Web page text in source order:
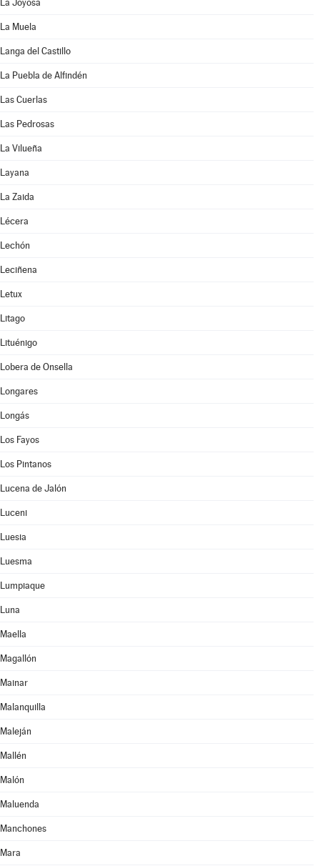
La Joyosa
La Muela
Langa del Castillo
La Puebla de Alfindén
Las Cuerlas
Las Pedrosas
La Vilueña
Layana
La Zaida
Lécera
Lechón
Leciñena
Letux
Litago
Lituénigo
Lobera de Onsella
Longares
Longás
Los Fayos
Los Pintanos
Lucena de Jalón
Luceni
Luesia
Luesma
Lumpiaque
Luna
Maella
Magallón
Mainar
Malanquilla
Maleján
Mallén
Malón
Maluenda
Manchones
Mara